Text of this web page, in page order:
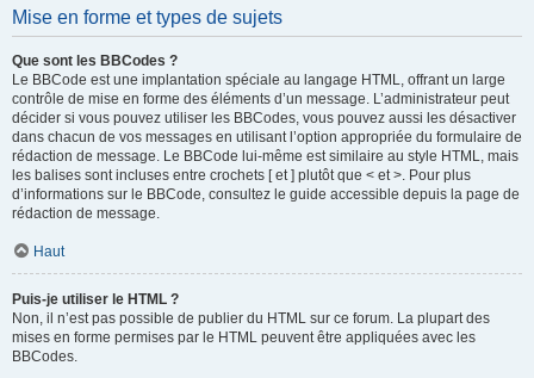
Mise en forme et types de sujets
Que sont les BBCodes ?
Le BBCode est une implantation spéciale au langage HTML, offrant un large
contrôle de mise en forme des éléments d’un message. L’administrateur peut
décider si vous pouvez utiliser les BBCodes, vous pouvez aussi les désactiver
dans chacun de vos messages en utilisant l’option appropriée du formulaire de
rédaction de message. Le BBCode lui-même est similaire au style HTML, mais
les balises sont incluses entre crochets [ et ] plutôt que < et >. Pour plus
d’informations sur le BBCode, consultez le guide accessible depuis la page de
rédaction de message.
Haut
Puis-je utiliser le HTML ?
Non, il n’est pas possible de publier du HTML sur ce forum. La plupart des
mises en forme permises par le HTML peuvent être appliquées avec les
BBCodes.